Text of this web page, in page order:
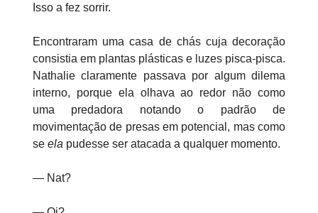
Isso a fez sorrir.
Encontraram uma casa de chás cuja decoração
consistia em plantas plásticas e luzes pisca-pisca.
Nathalie claramente passava por algum dilema
interno, porque ela olhava ao redor não como
uma predadora notando o padrão de
movimentação de presas em potencial, mas como
se ela pudesse ser atacada a qualquer momento.
— Nat?